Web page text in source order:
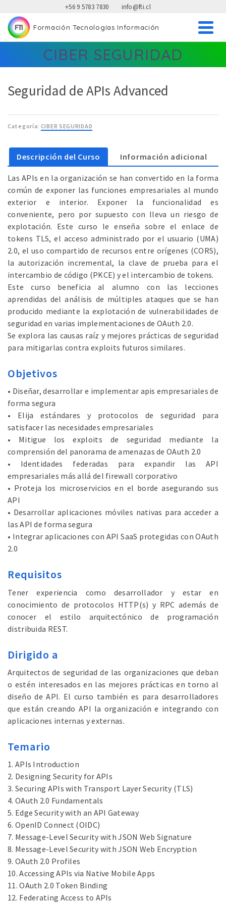
+56 9 5783 7830 info@fti.cl
Formación Tecnologías Información
CIBER SEGURIDAD
Seguridad de APIs Advanced
Categoría: CIBER SEGURIDAD
Descripción del Curso Información adicional
Las APIs en la organización se han convertido en la forma
común de exponer las funciones empresariales al mundo
exterior e interior. Exponer la funcionalidad es
conveniente, pero por supuesto con lleva un riesgo de
explotación. Este curso le enseña sobre el enlace de
tokens TLS, el acceso administrado por el usuario (UMA)
2.0, el uso compartido de recursos entre orígenes (CORS),
la autorización incremental, la clave de prueba para el
intercambio de código (PKCE) y el intercambio de tokens.
Este curso beneficia al alumno con las lecciones
aprendidas del análisis de múltiples ataques que se han
producido mediante la explotación de vulnerabilidades de
seguridad en varias implementaciones de OAuth 2.0.
Se explora las causas raíz y mejores prácticas de seguridad
para mitigarlas contra exploits futuros similares.
Objetivos
• Diseñar, desarrollar e implementar apis empresariales de
forma segura
• Elija estándares y protocolos de seguridad para
satisfacer las necesidades empresariales
• Mitigue los exploits de seguridad mediante la
comprensión del panorama de amenazas de OAuth 2.0
• Identidades federadas para expandir las API
empresariales más allá del firewall corporativo
• Proteja los microservicios en el borde asegurando sus
API
• Desarrollar aplicaciones móviles nativas para acceder a
las API de forma segura
• Integrar aplicaciones con API SaaS protegidas con OAuth
2.0
Requisitos
Tener experiencia como desarrollador y estar en
conocimiento de protocolos HTTP(s) y RPC además de
conocer el estilo arquitectónico de programación
distribuida REST.
Dirigido a
Arquitectos de seguridad de las organizaciones que deban
o estén interesados en las mejores prácticas en torno al
diseño de API. El curso también es para desarrolladores
que están creando API la organización e integrando con
aplicaciones internas y externas.
Temario
1. APIs Introduction
2. Designing Security for APIs
3. Securing APIs with Transport Layer Security (TLS)
4. OAuth 2.0 Fundamentals
5. Edge Security with an API Gateway
6. OpenID Connect (OIDC)
7. Message-Level Security with JSON Web Signature
8. Message-Level Security with JSON Web Encryption
9. OAuth 2.0 Profiles
10. Accessing APIs via Native Mobile Apps
11. OAuth 2.0 Token Binding
12. Federating Access to APIs